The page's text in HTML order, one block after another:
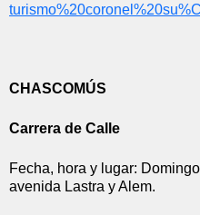
CHASCOMÚS
Carrera de Calle
Fecha, hora y lugar:
avenida Lastra y Alem.